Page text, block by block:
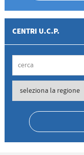
CENTRI U.C.P.